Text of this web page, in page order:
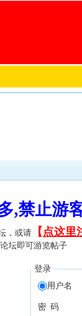
多,禁止
，或请 【 点这里
坛即可游览帖子
登录
用户名
密 码